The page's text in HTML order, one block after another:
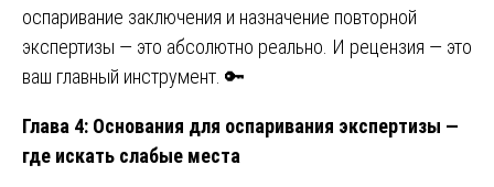
оспаривание заключения и назначение повторной
экспертизы — это абсолютно реально. И рецензия — это
ваш главный инструмент. 🔑
Глава 4: Основания для оспаривания экспертизы —
где искать слабые места